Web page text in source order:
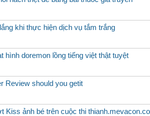
khi thực hiện dịch vụ tắm trắng
hình doremon lồng tiếng việt thật tuyệt
Review should you getit
Kiss ảnh bé trên cuộc thi